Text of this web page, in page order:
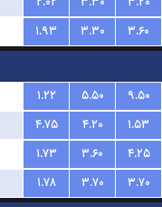
۱.۹۳ ۳.۳۰
۳.۶۰
۱.۲۲ ۵.۵۰
۹.۵۰
۴.۷۵ ۴.۲۰
۱.۵۳
۱.۷۳ ۳.۶۰
۴.۲۵
۱.۷۸ ۳.۷۰
۳.۷۰